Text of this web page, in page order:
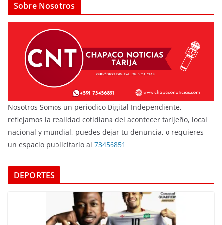
Sobre Nosotros
Nosotros Somos un periodico Digital Independiente,
reflejamos la realidad cotidiana del acontecer tarijeño, local
nacional y mundial, puedes dejar tu denuncia, o requieres
un espacio publicitario al 73456851
DEPORTES